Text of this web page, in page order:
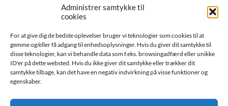
Administrer samtykke til
cookies
For at give dig de bedste oplevelser bruger vi teknologier som cookies til at
gemme og/eller få adgang til enhedsoplysninger. Hvis du giver dit samtykke til
disse teknologier, kan vi behandle data som f.eks. browsingadfærd eller unikke
ID'er på dette websted. Hvis du ikke giver dit samtykke eller trækker dit
samtykke tilbage, kan det have en negativ indvirkning på visse funktioner og
egenskaber.
Avisudklip 2024
Sager for medlemmer
Bestyrelsen
Avisudklip 2026